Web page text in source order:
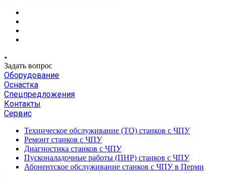
Задать вопрос
Оборудование
Оснастка
Спецпредложения
Контакты
Сервис
Техническое обслуживание (ТО) станков с ЧПУ
Ремонт станков с ЧПУ
Диагностика станков с ЧПУ
Пусконаладочные работы (ПНР) станков с ЧПУ
Абонентское обслуживание станков с ЧПУ в Перми